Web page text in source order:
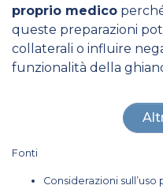
proprio medico
queste preparazioni
collaterali o influire
funzionalità della
Fonti
Considerazioni